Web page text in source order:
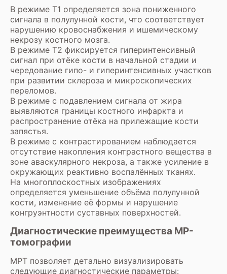
В режиме Т1 определяется зона пониженного
сигнала в полулунной кости, что соответствует
нарушению кровоснабжения и ишемическому
некрозу костного мозга.
В режиме Т2 фиксируется гиперинтенсивный
сигнал при отёке кости в начальной стадии и
чередование гипо- и гиперинтенсивных участков
при развитии склероза и микроскопических
переломов.
В режиме с подавлением сигнала от жира
выявляются границы костного инфаркта и
распространение отёка на прилежащие кости
запястья.
В режиме с контрастированием наблюдается
отсутствие накопления контрастного вещества в
зоне аваскулярного некроза, а также усиление в
окружающих реактивно воспалённых тканях.
На многоплоскостных изображениях
определяется уменьшение объёма полулунной
кости, изменение её формы и нарушение
конгруэнтности суставных поверхностей.
Диагностические преимущества МР-
томографии
МРТ позволяет детально визуализировать
следующие диагностические параметры: